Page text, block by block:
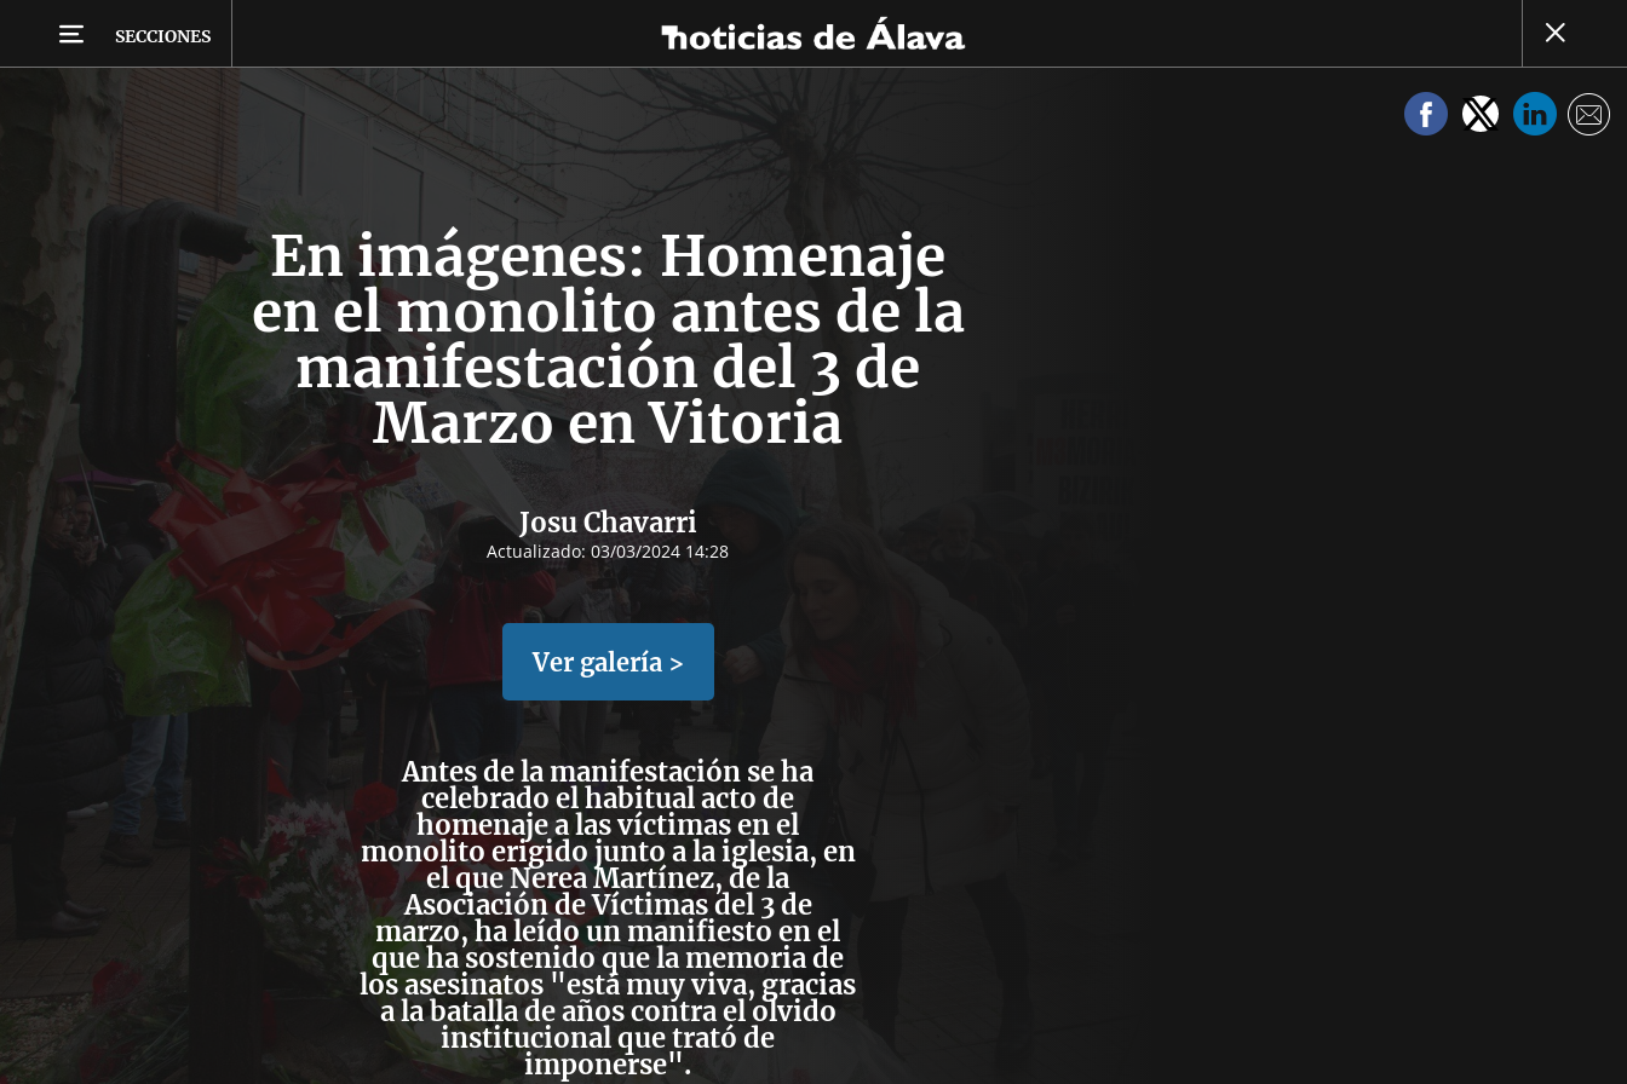
SECCIONES
En imágenes: Homenaje
en el monolito antes de la
manifestación del 3 de
Marzo en Vitoria
Josu Chavarri
Actualizado: 03/03/2024 14:28
Ver galería >
Antes de la manifestación se ha
celebrado el habitual acto de
homenaje a las víctimas en el
monolito erigido junto a la iglesia, en
el que Nerea Martínez, de la
Asociación de Víctimas del 3 de
marzo, ha leído un manifiesto en el
que ha sostenido que la memoria de
los asesinatos "está muy viva, gracias
a la batalla de años contra el olvido
institucional que trató de
imponerse".